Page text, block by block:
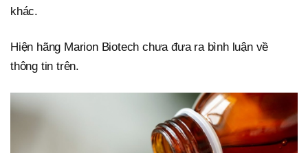
khác.
Hiện hãng Marion Biotech chưa đưa ra bình luận về
thông tin trên.